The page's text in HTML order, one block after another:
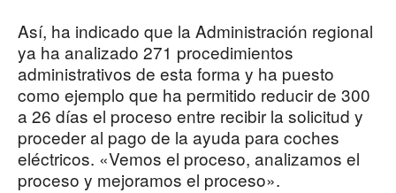
Así, ha indicado que la Administración regional
ya ha analizado 271 procedimientos
administrativos de esta forma y ha puesto
como ejemplo que ha permitido reducir de 300
a 26 días el proceso entre recibir la solicitud y
proceder al pago de la ayuda para coches
eléctricos. «Vemos el proceso, analizamos el
proceso y mejoramos el proceso».